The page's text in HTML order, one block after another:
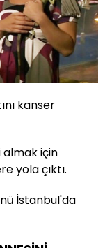
kanser
almak için
yola çıktı.
İstanbul'da